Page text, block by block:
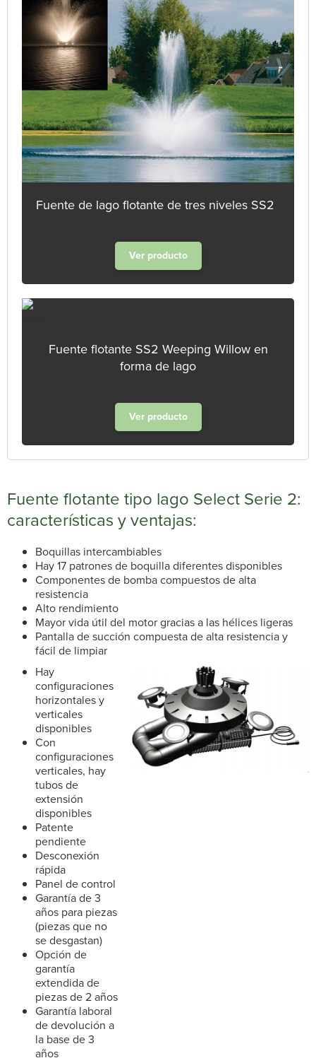
Fuente de lago flotante de tres niveles SS2
Ver producto
Fuente flotante SS2 Weeping Willow en
forma de lago
Ver producto
Fuente flotante tipo lago Select Serie 2:
características y ventajas:
Boquillas intercambiables
Hay 17 patrones de boquilla diferentes disponibles
Componentes de bomba compuestos de alta
resistencia
Alto rendimiento
Mayor vida útil del motor gracias a las hélices ligeras
Pantalla de succión compuesta de alta resistencia y
fácil de limpiar
Hay
configuraciones
horizontales y
verticales
disponibles
Con
configuraciones
verticales, hay
tubos de
extensión
disponibles
Patente
pendiente
Desconexión
rápida
Panel de control
Garantía de 3
años para piezas
(piezas que no
se desgastan)
Opción de
garantía
extendida de
piezas de 2 años
Garantía laboral
de devolución a
la base de 3
años